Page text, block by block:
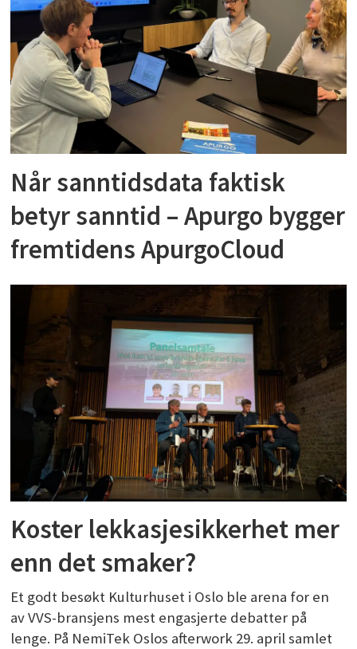
Når sanntidsdata faktisk
betyr sanntid – Apurgo bygger
fremtidens ApurgoCloud
Koster lekkasjesikkerhet mer
enn det smaker?
Et godt besøkt Kulturhuset i Oslo ble arena for en
av VVS-bransjens mest engasjerte debatter på
lenge. På NemiTek Oslos afterwork 29. april samlet